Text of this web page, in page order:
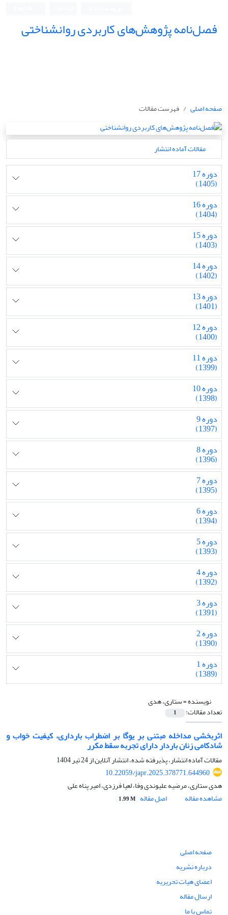
فصل‌نامه پژوهش‌های کاربردی روانشناختی
صفحه اصلی فهرست مقالات
مقالات آماده انتشار
دوره 17
(1405)
دوره 16
(1404)
دوره 15
(1403)
دوره 14
(1402)
دوره 13
(1401)
دوره 12
(1400)
دوره 11
(1399)
دوره 10
(1398)
دوره 9
(1397)
دوره 8
(1396)
دوره 7
(1395)
دوره 6
(1394)
دوره 5
(1393)
دوره 4
(1392)
دوره 3
(1391)
دوره 2
(1390)
دوره 1
(1389)
نویسنده =ستاری، هدی
تعداد مقالات: 1
اثربخشی مداخله مبتنی بر یوگا بر اضطراب بارداری، کیفیت خواب و
شادکامی زنان باردار دارای تجربه سقط مکرر
مقالات آماده انتشار، پذیرفته شده، انتشار آنلاین از24 تیر 1404
10.22059/japr.2025.378771.644960
هدی ستاری، مرضیه علیوندی وفا، لعیا فرزدی، امیر پناه علی
مشاهده مقاله
اصل مقاله 1.99 M
صفحه اصلی
درباره نشریه
اعضای هیات تحریریه
ارسال مقاله
تماس با ما